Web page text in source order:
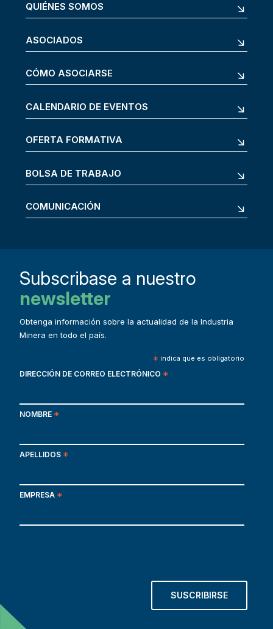
QUIÉNES SOMOS
ASOCIADOS
CÓMO ASOCIARSE
CALENDARIO DE EVENTOS
OFERTA FORMATIVA
BOLSA DE TRABAJO
COMUNICACIÓN
Subscribase a nuestro
newsletter
Obtenga información sobre la actualidad de la Industria
Minera en todo el país.
* indica que es obligatorio
DIRECCIÓN DE CORREO ELECTRÓNICO *
NOMBRE *
APELLIDOS *
EMPRESA *